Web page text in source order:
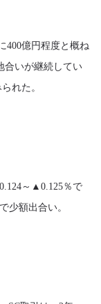
400億円程度と概ね
合いが継続してい
れた。
～▲0.125％で
少額出合い。